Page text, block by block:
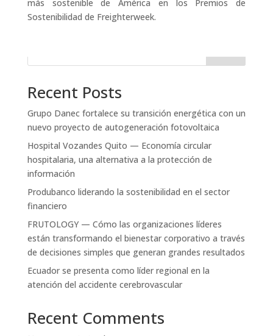
más sostenible de América en los Premios de
Sostenibilidad de Freighterweek.
Recent Posts
Grupo Danec fortalece su transición energética con un
nuevo proyecto de autogeneración fotovoltaica
Hospital Vozandes Quito — Economía circular
hospitalaria, una alternativa a la protección de
información
Produbanco liderando la sostenibilidad en el sector
financiero
FRUTOLOGY — Cómo las organizaciones líderes
están transformando el bienestar corporativo a través
de decisiones simples que generan grandes resultados
Ecuador se presenta como líder regional en la
atención del accidente cerebrovascular
Recent Comments